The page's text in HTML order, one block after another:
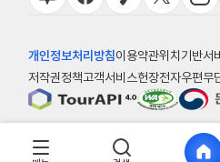
개인정보처리방침이용약관위치기반서
저작권정책고객서비스헌장전자우편무
© 한국관광공사